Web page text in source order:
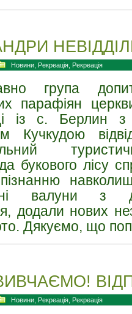
Новини Рекреація Рекреація
група
парафіян
із с. Берлин
Кучкудою
букового лісу
пізнанню
валуни з
додали нових
Дякуємо, що
Новини Рекреація Рекреація